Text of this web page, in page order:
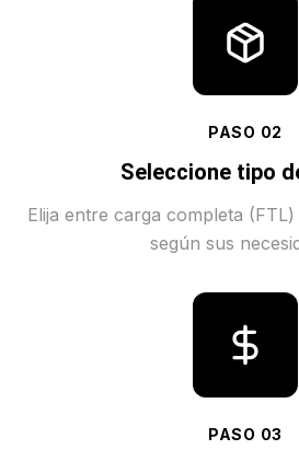
PASO 02
Seleccione tipo
Elija entre carga completa
según sus
PASO 03